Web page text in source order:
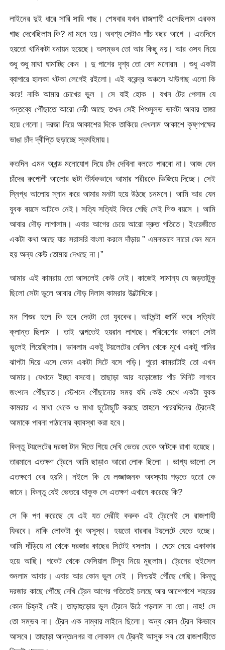
লাইনের দুই ধারে সারি সারি গাছ। শেষবার যখন রাজশাহী এসেছিলাম এরকম
গাছ দেখেছিলাম কি? না মনে হয়। অবশ্য সেটাও পাঁচ বছর আগে । এতদিনে
হয়তো খানিকটা বনায়ন হয়েছে। অসম্ভব তো আর কিছু নয়। আর ওসব নিয়ে
শুধু শুধু মাথা ঘামাচ্ছি কেন । দু পাশের দৃশ্য তো বেশ মনোরম । শুধু একটা
ব্যাপারে হালকা খটকা লেগেই রইলো। এই বরেন্দ্র অঞ্চলে ঝাউগাছ এলো কি
করে! নাকি আমার চোখের ভুল । সে যাই হোক । যখন টের পেলাম যে
গন্তব্যে পৌঁছাতে আরো দেরী আছে তখন সেই শিশুসুলভ ভাবটা আবার তাজা
হয়ে গেলো। দরজা দিয়ে আকাশের দিকে তাকিয়ে দেখলাম আকাশে কৃষ্ণপক্ষের
ভাঙা চাঁদ দ্বীপ্তি ছড়াচ্ছে স্বমহিমায়।
কতদিন এমন অখন্ড মনোযোগ দিয়ে চাঁদ দেখিনা বলতে পারবো না। আজ যেন
চাঁদের রুপোলী আলোর ছটা তীর্যকভাবে আমার শরীরকে ভিজিয়ে দিচ্ছে। সেই
স্নিগ্ধ আলোয় স্নান করে আমার মনটা হয়ে উঠছে চনমনে। আমি আর যেন
যুবক বয়সে আটকে নেই। সত্যি সত্যিই ফিরে গেছি সেই শিশু বয়সে । আমি
আবার দৌড় লাগালাম। এবার আগের চেয়ে আরো দ্রুত গতিতে। ইংরেজীতে
একটা কথা আছে যার সরাসরি বাংলা করলে দাঁড়ায় ” এমনভাবে নাচো যেন মনে
হয় অন্য কেউ তোমায় দেখছে না।”
আমার এই কামরায় তো আসলেই কেউ নেই। কাজেই সামান্য যে জড়তাটুকু
ছিলো সেটা ভুলে আবার দৌড় দিলাম কামরার উল্টোদিকে।
মন শিশুর হলে কি হবে দেহটা তো যুবকের। আটঘন্টা জার্নি করে সত্যিই
ক্লান্ত ছিলাম । তাই অল্পতেই হয়রান লাগছে। পরিবেশের কারণে সেটা
ভুলেই গিয়েছিলাম। ভাবলাম একটু টয়লেটের বেসিন থেকে মুখে একটু পানির
ঝাপটা দিয়ে এসে কোন একটা সিটে বসে পড়ি। পুরো কামরাটাই তো এখন
আমার। যেখানে ইচ্ছা বসবো। তাছাড়া আর বড়োজোর পাঁচ মিনিট লাগবে
জংশনে পৌঁছাতে। স্টেশনে পৌঁছানোর সময় যদি কেউ দেখে একটা যুবক
কামরার এ মাথা থেকে ও মাথা ছুটোছুটি করছে তাহলে পরেরদিনের ট্রেনেই
আমাকে পাবনা পাঠানোর ব্যাবস্থা করা হবে।
কিন্তু টয়লেটের দরজা টান দিতে গিয়ে দেখি ভেতর থেকে আটকে রাখা হয়েছে।
তারমানে এতক্ষণ ট্রেনে আমি ছাড়াও আরো লোক ছিলো । ভাগ্য ভালো সে
এতক্ষণে বের হয়নি। নইলে কি যে লজ্জাজনক অবস্থায় পড়তে হতো কে
জানে। কিন্তু যেই ভেতরে থাকুক সে এতক্ষণ এখানে করেছে কি?
সে কি পণ করেছে যে এই যত দেরীই করুক এই ট্রেনেই সে রাজশাহী
ফিরবে। নাকি লোকটা খুব অসুস্থ। হয়তো বারবার টয়লেটে যেতে হচ্ছে।
আমি দাঁড়িয়ে না থেকে দরজার কাছের সিটেই বসলাম । ঘেমে নেয়ে একাকার
হয়ে আছি। পকেট থেকে ফেসিয়াল টিস্যু নিয়ে মুছলাম। ট্রেনের হুইসেল
শুনলাম আবার। এবার আর কোন ভুল নেই । নিশ্চয়ই পৌঁছে গেছি। কিন্তু
দরজার কাছে পৌঁছে দেখি ট্রেন আগের গতিতেই চলছে আর আশেপাশে শহরের
কোন চিহ্নই নেই। তাড়াহুড়োয় ভুল ট্রেনে উঠে পড়লাম না তো। নাহ! সে
তো সম্ভব না। ট্রেন এক নাম্বার লাইনে ছিলো। অন্য কোন ট্রেন কিভাবে
আসবে। তাছাড়া আন্তঃনগর বা লোকাল যে ট্রেনই আসুক সব তো রাজশাহীতে